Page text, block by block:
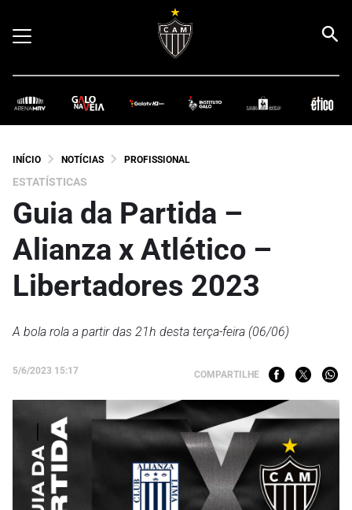
INÍCIO NOTÍCIAS PROFISSIONAL
ESTATÍSTICAS
Guia da Partida –
Alianza x Atlético –
Libertadores 2023
A bola rola a partir das 21h desta terça-feira (06/06)
5/6/2023 15:17 COMPARTILHE